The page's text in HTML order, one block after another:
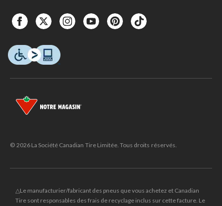
© 2026 La Société Canadian Tire Limitée. Tous droits réservés.
△Le manufacturier/fabricant des pneus que vous achetez et Canadian
Tire sont responsables des frais de recyclage inclus sur cette facture. Le